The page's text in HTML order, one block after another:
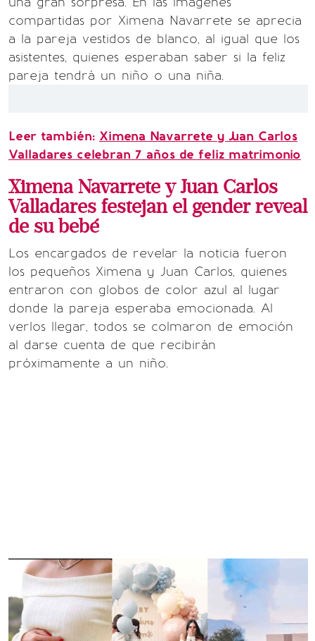
compartidas por Ximena Navarrete se aprecia
a la pareja vestidos de blanco, al igual que los
asistentes, quienes esperaban saber si la feliz
pareja tendrá un niño o una niña.
Leer también: Ximena Navarrete y Juan Carlos
Valladares celebran 7 años de feliz matrimonio
Ximena Navarrete y Juan Carlos
Valladares festejan el gender reveal
de su bebé
Los encargados de revelar la noticia fueron
los pequeños Ximena y Juan Carlos, quienes
entraron con globos de color azul al lugar
donde la pareja esperaba emocionada. Al
verlos llegar, todos se colmaron de emoción
al darse cuenta de que recibirán
próximamente a un niño.